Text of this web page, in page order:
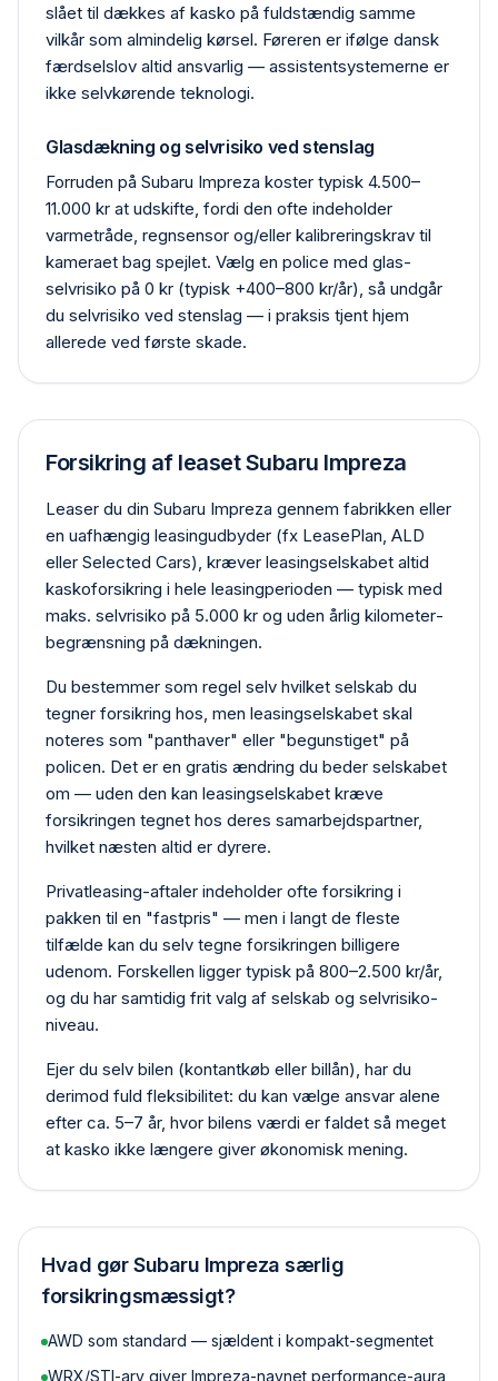
slået til dækkes af kasko på fuldstændig samme
vilkår som almindelig kørsel. Føreren er ifølge dansk
færdselslov altid ansvarlig — assistentsystemerne er
ikke selvkørende teknologi.
Glasdækning og selvrisiko ved stenslag
Forruden på Subaru Impreza koster typisk 4.500–
11.000 kr at udskifte, fordi den ofte indeholder
varmetråde, regn­sensor og/eller kalibrerings­krav til
kameraet bag spejlet. Vælg en police med glas­
selvrisiko på 0 kr (typisk +400–800 kr/år), så undgår
du selvrisiko ved stenslag — i praksis tjent hjem
allerede ved første skade.
Forsikring af leaset Subaru Impreza
Leaser du din Subaru Impreza gennem fabrikken eller
en uafhængig leasing­udbyder (fx LeasePlan, ALD
eller Selected Cars), kræver leasing­selskabet altid
kasko­forsikring i hele leasing­perioden — typisk med
maks. selvrisiko på 5.000 kr og uden årlig kilometer­
begrænsning på dækningen.
Du bestemmer som regel selv hvilket selskab du
tegner forsikring hos, men leasing­selskabet skal
noteres som "panthaver" eller "begunstiget" på
policen. Det er en gratis ændring du beder selskabet
om — uden den kan leasing­selskabet kræve
forsikringen tegnet hos deres samarbejdspartner,
hvilket næsten altid er dyrere.
Privat­leasing-aftaler indeholder ofte forsikring i
pakken til en "fastpris" — men i langt de fleste
tilfælde kan du selv tegne forsikringen billigere
udenom. Forskellen ligger typisk på 800–2.500 kr/år,
og du har samtidig frit valg af selskab og selvrisiko­
niveau.
Ejer du selv bilen (kontant­køb eller billån), har du
derimod fuld fleksibilitet: du kan vælge ansvar alene
efter ca. 5–7 år, hvor bilens værdi er faldet så meget
at kasko ikke længere giver økonomisk mening.
Hvad gørSubaru Impreza særlig
forsikringsmæssigt?
AWD som standard — sjældent i kompakt-segmentet
WRX/STI-arv giver Impreza-navnet performance-aura